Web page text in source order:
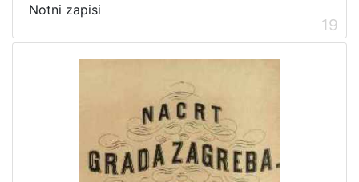
Notni zapisi
19